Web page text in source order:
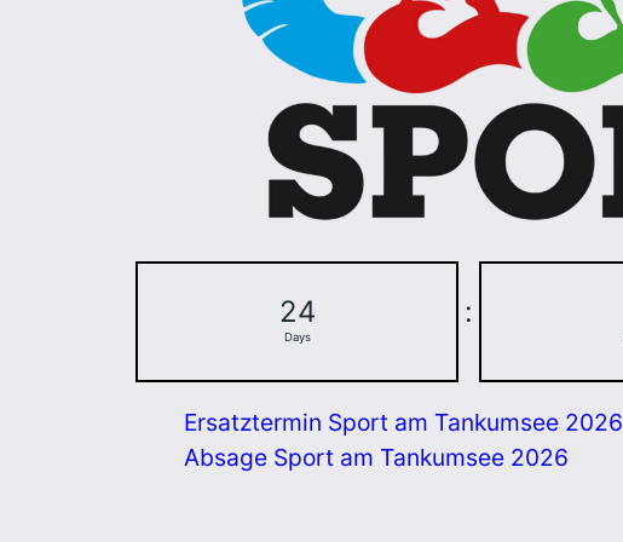
24
Days
:
Ersatztermin Sport am Tankumsee 2026
Absage Sport am Tankumsee 2026